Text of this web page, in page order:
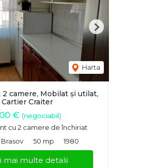
Harta
Next
camere, Mobilat și utilat,
Cartier Craiter
€ (negociabil)
cu 2 camere de închiriat
50 mp 1980
mai multe detalii